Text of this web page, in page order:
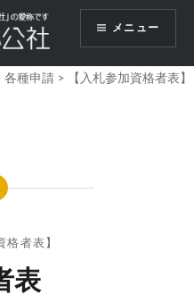
メニュー
各種申請>
【入札参加資格者表】
格者表】
表